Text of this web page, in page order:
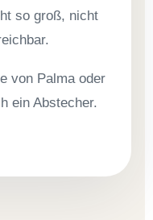
so groß, nicht
von Palma oder
ein Abstecher.